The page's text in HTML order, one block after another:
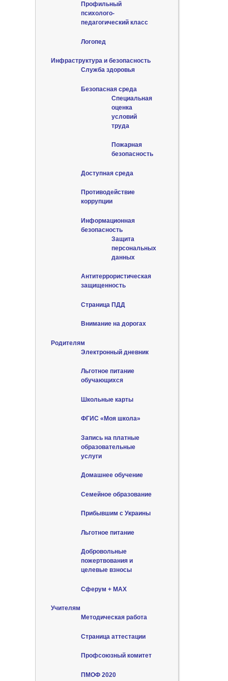
Профильный
психолого-
педагогический класс
Логопед
Инфраструктура и безопасность
Служба здоровья
Безопасная среда
Специальная
оценка
условий
труда
Пожарная
безопасность
Доступная среда
Противодействие
коррупции
Информационная
безопасность
Защита
персональных
данных
Антитеррористическая
защищенность
Страница ПДД
Внимание на дорогах
Родителям
Электронный дневник
Льготное питание
обучающихся
Школьные карты
ФГИС «Моя школа»
Запись на платные
образовательные
услуги
Домашнее обучение
Семейное образование
Прибывшим с Украины
Льготное питание
Добровольные
пожертвования и
целевые взносы
Сферум + MAX
Учителям
Методическая работа
Страница аттестации
Профсоюзный комитет
ПМОФ 2020